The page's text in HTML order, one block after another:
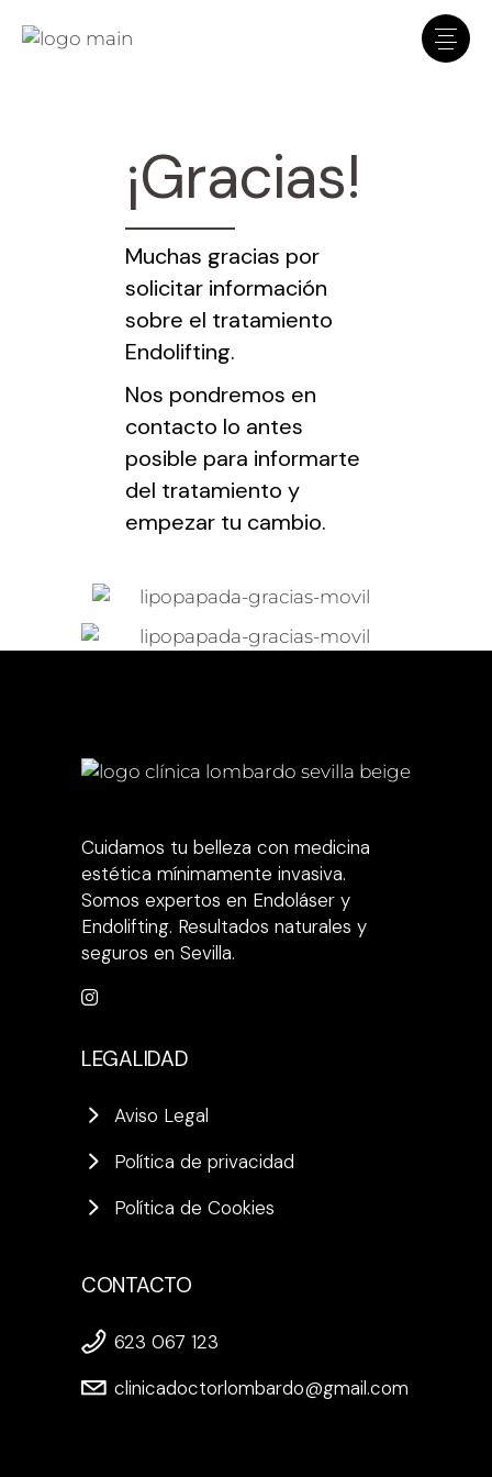
¡Gracias!
Muchas gracias por
solicitar información
sobre el tratamiento
Endolifting.
Nos pondremos en
contacto lo antes
posible para informarte
del tratamiento y
empezar tu cambio.
Cuidamos tu belleza con medicina
estética mínimamente invasiva.
Somos expertos en Endoláser y
Endolifting. Resultados naturales y
seguros en Sevilla.
LEGALIDAD
Aviso Legal
Política de privacidad
Política de Cookies
CONTACTO
623 067 123
clinicadoctorlombardo@gmail.com